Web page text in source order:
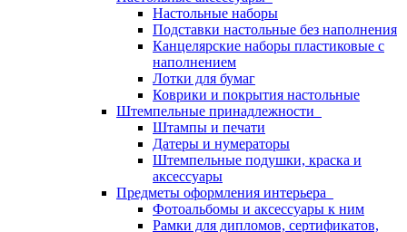
Настольные наборы
Подставки настольные без наполнения
Канцелярские наборы пластиковые с
наполнением
Лотки для бумаг
Коврики и покрытия настольные
Штемпельные принадлежности
Штампы и печати
Датеры и нумераторы
Штемпельные подушки, краска и
аксессуары
Предметы оформления интерьера
Фотоальбомы и аксессуары к ним
Рамки для дипломов, сертификатов,